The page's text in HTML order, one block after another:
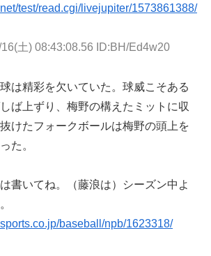
test/read.cgi/livejupiter/1573861388/
土) 08:43:08.56 ID:BH/Ed4w20
は精彩を欠いていた。球威こそある
ば上ずり、梅野の構えたミットに収
けたフォークボールは梅野の頭上を
た。
書いてね。（藤浪は）シーズン中よ
baseball/npb/1623318/